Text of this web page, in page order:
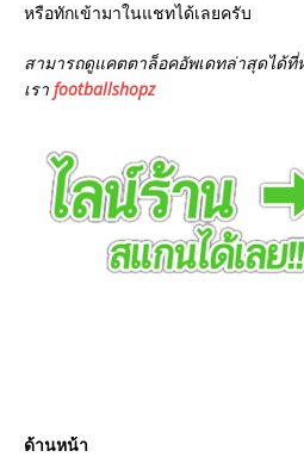
หรือทักเข้ามาในแชทได้เลยครับ
สามารถดูแคตตาล็อคอัพเดทล่าสุดได้ที่
เรา footballshopz
ด้านหน้า